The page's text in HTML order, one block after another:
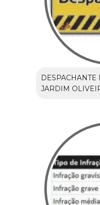
DESPACHANTE
JARDIM